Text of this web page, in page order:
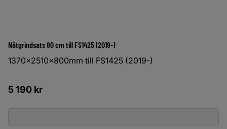
Nätgrindsats 80 cm till FS1425 (2019-)
1370x2510x800mm till FS1425 (2019-)
5 190 kr